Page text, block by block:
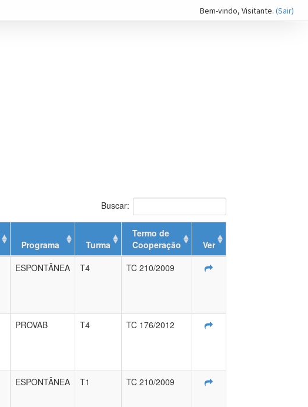
Bem-vindo, Visitante. (Sair)
Buscar:
Programa Turma
Termo de
Cooperação
Ver
ESPONTÂNEA T4 TC 210/2009
PROVAB T4 TC 176/2012
ESPONTÂNEA T1 TC 210/2009